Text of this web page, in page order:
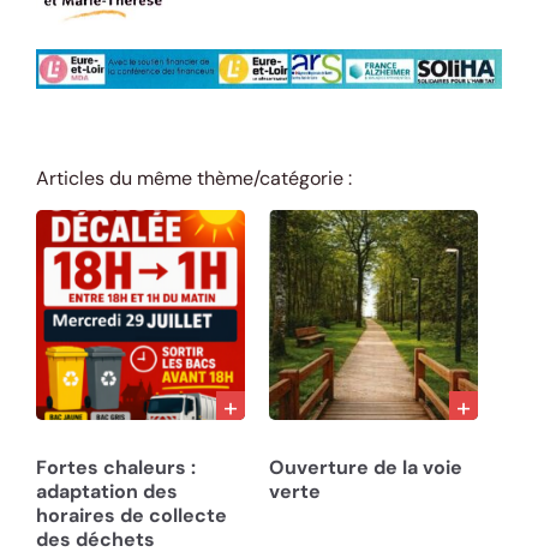
Articles du même thème/catégorie :
Fortes chaleurs :
adaptation des
horaires de collecte
des déchets
Ouverture de la voie
verte